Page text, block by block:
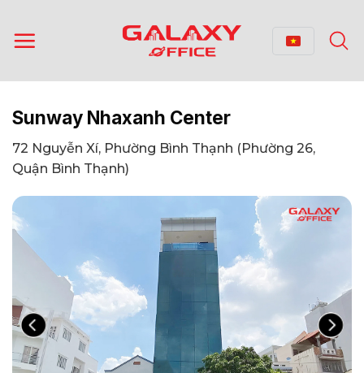
qua
nội
Sunway Nhaxanh Center
72 Nguyễn Xí, Phường Bình Thạnh (Phường 26,
Quận Bình Thạnh)